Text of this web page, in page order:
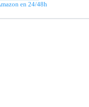
en 24/48h